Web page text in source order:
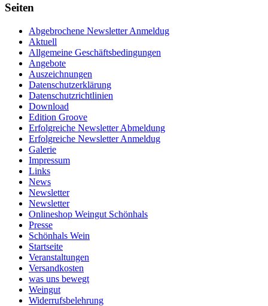
Seiten
Abgebrochene Newsletter Anmeldug
Aktuell
Allgemeine Geschäftsbedingungen
Angebote
Auszeichnungen
Datenschutzerklärung
Datenschutzrichtlinien
Download
Edition Groove
Erfolgreiche Newsletter Abmeldung
Erfolgreiche Newsletter Anmeldug
Galerie
Impressum
Links
News
Newsletter
Newsletter
Onlineshop Weingut Schönhals
Presse
Schönhals Wein
Startseite
Veranstaltungen
Versandkosten
was uns bewegt
Weingut
Widerrufsbelehrung